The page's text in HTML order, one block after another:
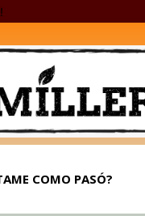
COMO PASÓ?